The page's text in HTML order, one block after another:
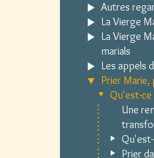
Autres
La Vierge
La Vierge
marials
Les appels
Prier Marie,
Qu'est-ce
Une
Prier